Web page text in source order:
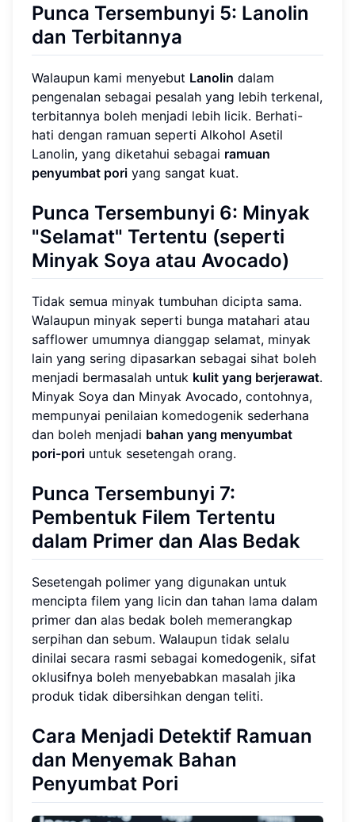
Punca Tersembunyi 5: Lanolin
dan Terbitannya
Walaupun kami menyebut Lanolin dalam
pengenalan sebagai pesalah yang lebih terkenal,
terbitannya boleh menjadi lebih licik. Berhati-
hati dengan ramuan seperti Alkohol Asetil
Lanolin, yang diketahui sebagai ramuan
penyumbat pori yang sangat kuat.
Punca Tersembunyi 6: Minyak
"Selamat" Tertentu (seperti
Minyak Soya atau Avocado)
Tidak semua minyak tumbuhan dicipta sama.
Walaupun minyak seperti bunga matahari atau
safflower umumnya dianggap selamat, minyak
lain yang sering dipasarkan sebagai sihat boleh
menjadi bermasalah untuk kulit yang berjerawat.
Minyak Soya dan Minyak Avocado, contohnya,
mempunyai penilaian komedogenik sederhana
dan boleh menjadi bahan yang menyumbat
pori-pori untuk sesetengah orang.
Punca Tersembunyi 7:
Pembentuk Filem Tertentu
dalam Primer dan Alas Bedak
Sesetengah polimer yang digunakan untuk
mencipta filem yang licin dan tahan lama dalam
primer dan alas bedak boleh memerangkap
serpihan dan sebum. Walaupun tidak selalu
dinilai secara rasmi sebagai komedogenik, sifat
oklusifnya boleh menyebabkan masalah jika
produk tidak dibersihkan dengan teliti.
Cara Menjadi Detektif Ramuan
dan Menyemak Bahan
Penyumbat Pori